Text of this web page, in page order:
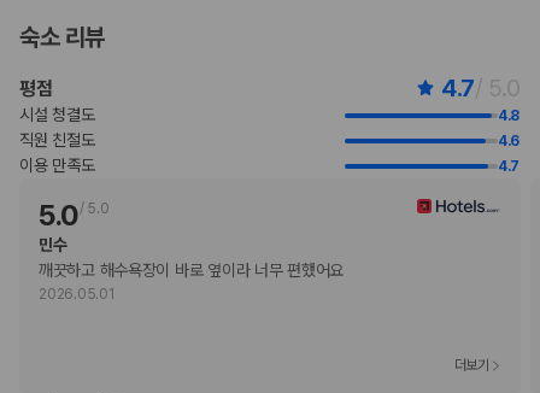
시스템 등을 갖추고 있습니다.
외부 음식의 시설 내 반입은 허용되지 않습니다.
이 숙박 시설에는 금연 정책이 엄격하게 적용됩니다. 위반 시 벌금이 부과
됩니다(100,000원).
소포는 숙박 시설에 계신 고객 또는 택배 수령 당일 체크인하신 고객의 택
배만 수령해 드립니다. 고객 투숙 이전 또는 이후 수령하는 택배는 반송하
게 됩니다.
등록된 고객만 객실에 허용됩니다.
일부 시설의 경우 출입이 제한될 수 있습니다. 자세한 내용은 예약 확인 메
일에 나와 있는 연락처 정보로 해당 숙박 시설에 직접 문의하실 수 있습니
다.
이 숙박 시설에서는 주류가 제공되지 않습니다.
숙소 리뷰
평점 4.7/ 5.0
시설 청결도 4.8
직원 친절도 4.6
이용 만족도 4.7
5.0/ 5.0
민수
깨끗하고 해수욕장이 바로 옆이라 너무 편했어요
2026.05.01
더보기